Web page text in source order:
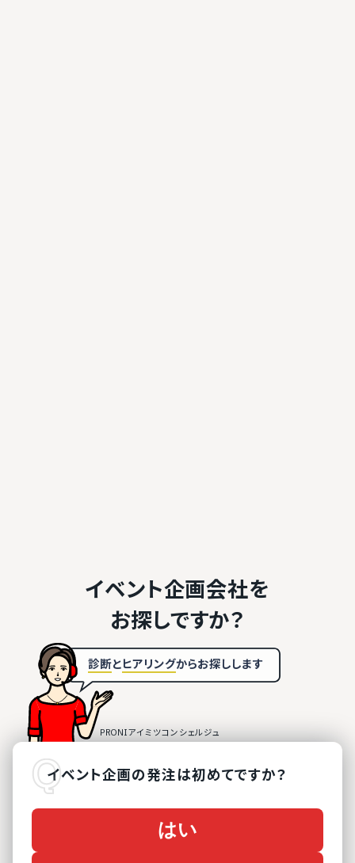
イベント企画会社を
お探しですか？
イベント企画の発注は初めてですか？
はい
診断とヒアリングからお探しします